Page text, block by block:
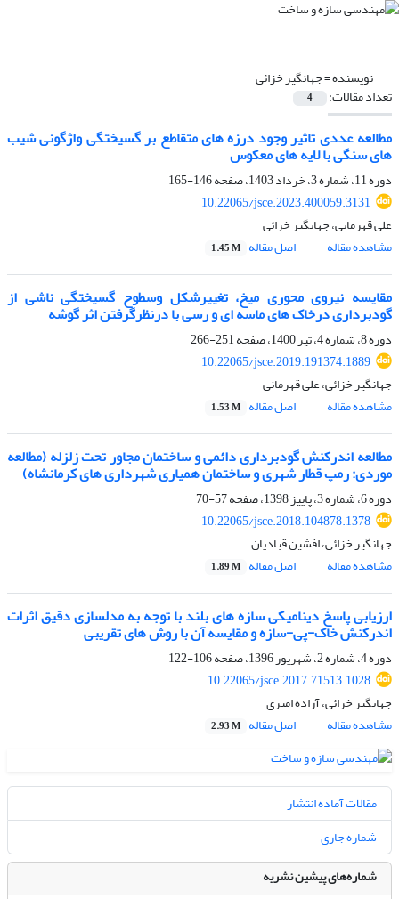
نویسنده =جهانگیر خزائی
تعداد مقالات: 4
مطالعه عددی تاثیر وجود درزه های متقاطع بر گسیختگی واژگونی شیب
های سنگی با لایه های معکوس
دوره 11، شماره 3، خرداد 1403، صفحه
146-165
10.22065/jsce.2023.400059.3131
علی قهرمانی، جهانگیر خزائی
مشاهده مقاله
اصل مقاله 1.45 M
مقایسه نیروی محوری میخ، تغییرشکل وسطوح گسیختگی ناشی از
گودبرداری درخاک های ماسه ای و رسی با درنظرگرفتن اثر گوشه
دوره 8، شماره 4، تیر 1400، صفحه
251-266
10.22065/jsce.2019.191374.1889
جهانگیر خزائی، علی قهرمانی
مشاهده مقاله
اصل مقاله 1.53 M
مطالعه اندرکنش گودبرداری دائمی و ساختمان مجاور تحت زلزله (مطالعه
موردی: رمپ قطار شهری و ساختمان همیاری شهرداری های کرمانشاه)
دوره 6، شماره 3، پاییز 1398، صفحه
57-70
10.22065/jsce.2018.104878.1378
جهانگیر خزائی، افشین قبادیان
مشاهده مقاله
اصل مقاله 1.89 M
ارزیابی پاسخ دینامیکی سازه های بلند با توجه به مدلسازی دقیق اثرات
اندرکنش خاک-پی-سازه و مقایسه آن با روش های تقریبی
دوره 4، شماره 2، شهریور 1396، صفحه
106-122
10.22065/jsce.2017.71513.1028
جهانگیر خزائی، آزاده امیری
مشاهده مقاله
اصل مقاله 2.93 M
مقالات آماده انتشار
شماره جاری
شماره‌های پیشین نشریه